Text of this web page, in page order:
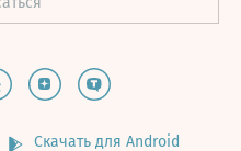
Скачать для Android